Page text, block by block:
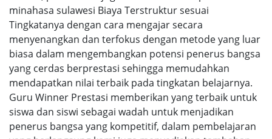
minahasa sulawesi Biaya Terstruktur sesuai
Tingkatanya dengan cara mengajar secara
menyenangkan dan terfokus dengan metode yang luar
biasa dalam mengembangkan potensi penerus bangsa
yang cerdas berprestasi sehingga memudahkan
mendapatkan nilai terbaik pada tingkatan belajarnya.
Guru Winner Prestasi memberikan yang terbaik untuk
siswa dan siswi sebagai wadah untuk menjadikan
penerus bangsa yang kompetitif, dalam pembelajaran